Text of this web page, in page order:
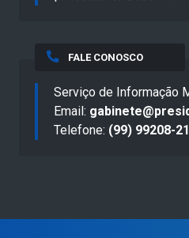
FALE CONOSCO
Serviço de Informação
Email:
Telefone: (99) 99208-